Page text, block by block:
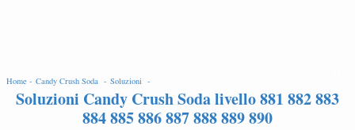
Home - Candy Crush Soda - Soluzioni -
Soluzioni Candy Crush Soda livello 881 882 883
884 885 886 887 888 889 890